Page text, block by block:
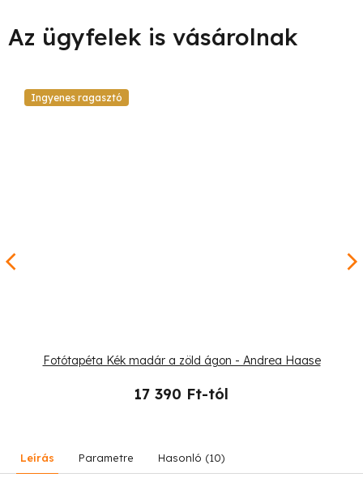
Ingyenes ragasztó
Fotótapéta Kék madár a zöld ágon - Andrea Haase
17 390 Ft-tól
Leírás Parametre Hasonló (10)